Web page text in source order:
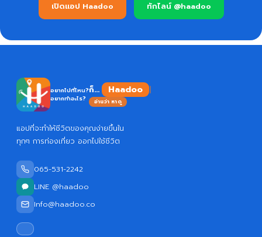
เปิดแอป Haadoo ทักไลน์ @haadoo
อยากไปที่ไหน?
อยากทำอะไร?
ก็... Haadoo
อ่านว่า หาดู
แอปที่จะทำให้ชีวิตของคุณง่ายขึ้นใน
ทุกๆ การท่องเที่ยว ออกไปใช้ชีวิต
065-531-2242
LINE @haadoo
Info@haadoo.co